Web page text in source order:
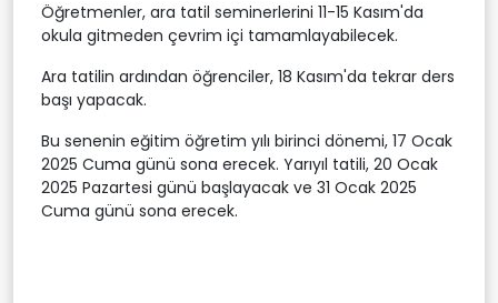
Öğretmenler, ara tatil seminerlerini 11-15 Kasım'da
okula gitmeden çevrim içi tamamlayabilecek.
Ara tatilin ardından öğrenciler, 18 Kasım'da tekrar ders
başı yapacak.
Bu senenin eğitim öğretim yılı birinci dönemi, 17 Ocak
2025 Cuma günü sona erecek. Yarıyıl tatili, 20 Ocak
2025 Pazartesi günü başlayacak ve 31 Ocak 2025
Cuma günü sona erecek.